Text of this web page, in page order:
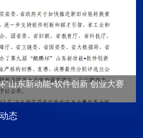
”山东新动能•软件创新 创业大赛
态